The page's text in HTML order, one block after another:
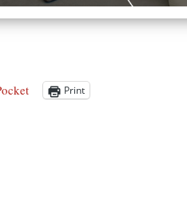
Print